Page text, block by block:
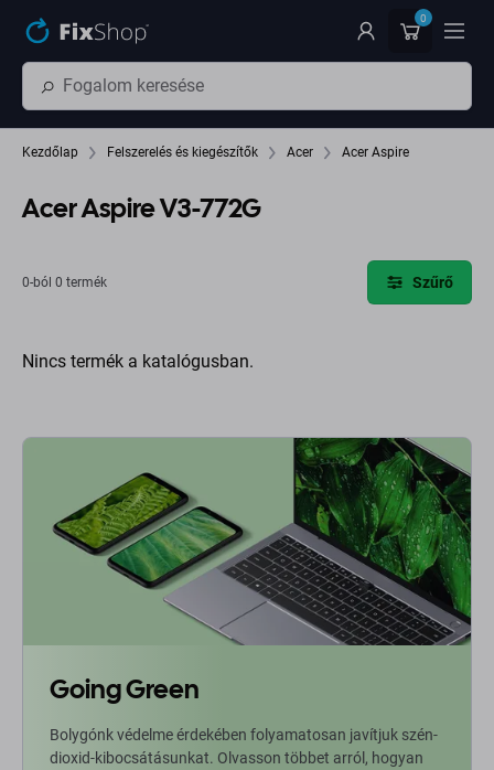
0
Kezdőlap Felszerelés és kiegészítők Acer Acer Aspire
Acer Aspire V3-772G
0-ból 0 termék Szűrő
Nincs termék a katalógusban.
Going Green
Bolygónk védelme érdekében folyamatosan javítjuk szén-
dioxid-kibocsátásunkat. Olvasson többet arról, hogyan